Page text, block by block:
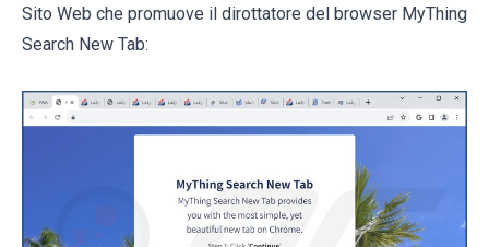
Sito Web che promuove il dirottatore del browser MyThing
Search New Tab: